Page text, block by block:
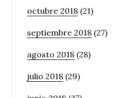
octubre 2018 (21)
septiembre 2018 (27)
agosto 2018 (28)
julio 2018 (29)